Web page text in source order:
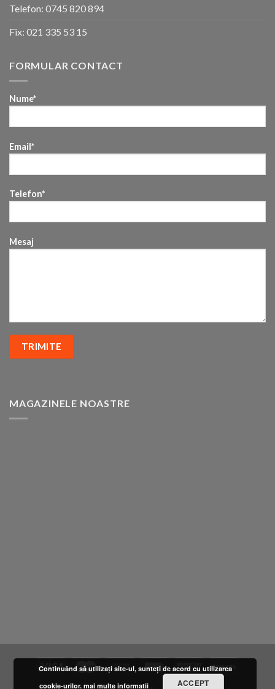
Telefon: 0745 820 894
Fix: 021 335 53 15
FORMULAR CONTACT
Nume*
Email*
Telefon*
Mesaj
MAGAZINELE NOASTRE
Continuând să utilizați site-ul, sunteți de acord cu utilizarea
cookie-urilor. mai multe informatii ACCEPT